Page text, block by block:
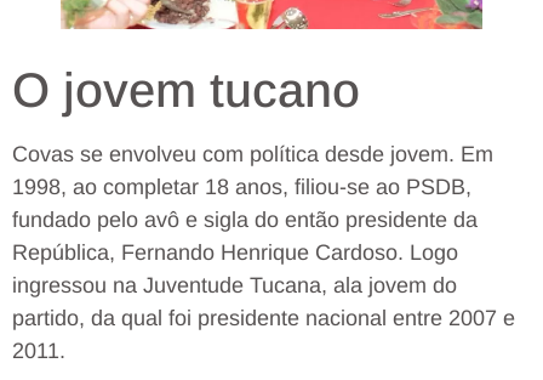
O jovem tucano
Covas se envolveu com política desde jovem. Em
1998, ao completar 18 anos, filiou-se ao PSDB,
fundado pelo avô e sigla do então presidente da
República, Fernando Henrique Cardoso. Logo
ingressou na Juventude Tucana, ala jovem do
partido, da qual foi presidente nacional entre 2007 e
2011.